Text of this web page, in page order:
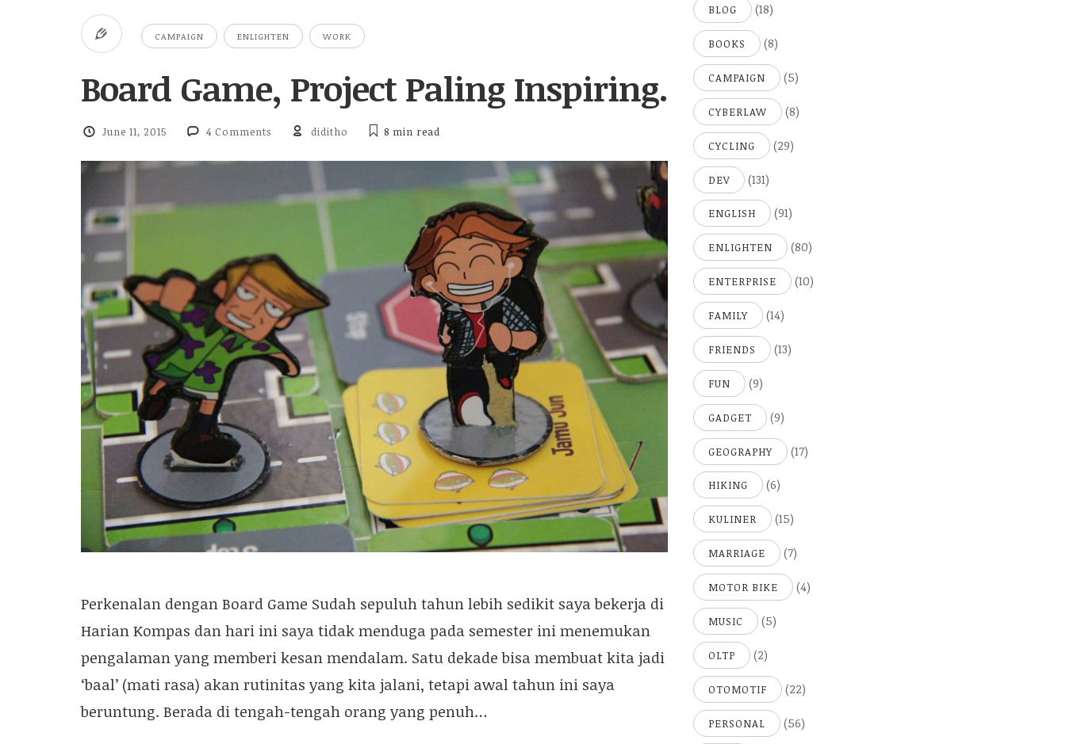
CAMPAIGN ENLIGHTEN WORK
Board Game, Project Paling Inspiring.
June 11, 2015 4 Comments diditho 8 min read
Perkenalan dengan Board Game Sudah sepuluh tahun lebih sedikit saya bekerja di
Harian Kompas dan hari ini saya tidak menduga pada semester ini menemukan
pengalaman yang memberi kesan mendalam. Satu dekade bisa membuat kita jadi
‘baal’ (mati rasa) akan rutinitas yang kita jalani, tetapi awal tahun ini saya
beruntung. Berada di tengah-tengah orang yang penuh…
BLOG (18)
BOOKS (8)
CAMPAIGN (5)
CYBERLAW (8)
CYCLING (29)
DEV (131)
ENGLISH (91)
ENLIGHTEN (80)
ENTERPRISE (10)
FAMILY (14)
FRIENDS (13)
FUN (9)
GADGET (9)
GEOGRAPHY (17)
HIKING (6)
KULINER (15)
MARRIAGE (7)
MOTOR BIKE (4)
MUSIC (5)
OLTP (2)
OTOMOTIF (22)
PERSONAL (56)